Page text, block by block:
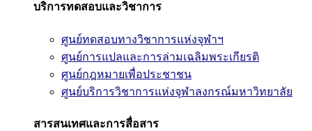
บริการทดสอบและวิชาการ
ศูนย์ทดสอบทางวิชาการแห่งจุฬาฯ
ศูนย์การแปลและการล่ามเฉลิมพระเกียรติ
ศูนย์กฎหมายเพื่อประชาชน
ศูนย์บริการวิชาการแห่งจุฬาลงกรณ์มหาวิทยาลัย
สารสนเทศและการสื่อสาร